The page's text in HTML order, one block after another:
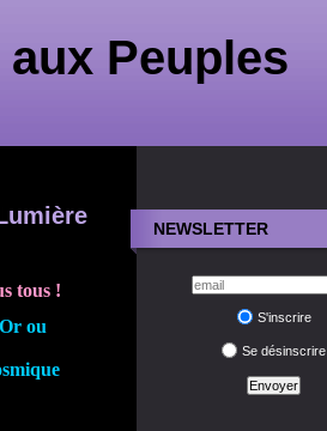
Peuples
NEWSLETTER
S'inscrire
Se désinscrire
tous !
ou